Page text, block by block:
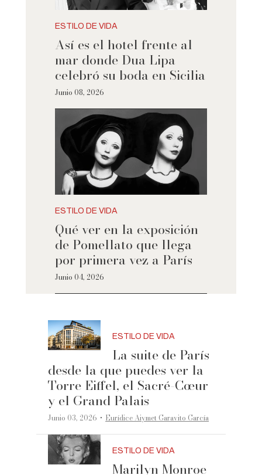
ESTILO DE VIDA
Así es el hotel frente al
mar donde Dua Lipa
celebró su boda en Sicilia
Junio 08, 2026
ESTILO DE VIDA
Qué ver en la exposición
de Pomellato que llega
por primera vez a París
Junio 04, 2026
ESTILO DE VIDA
La suite de París
desde la que puedes ver la
Torre Eiffel, el Sacré-Cœur
y el Grand Palais
Junio 03, 2026 ·Eurídice Aiymet Garavito García
ESTILO DE VIDA
Marilyn Monroe